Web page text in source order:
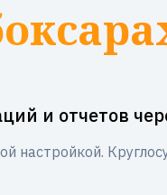
и отчетов
настройкой.